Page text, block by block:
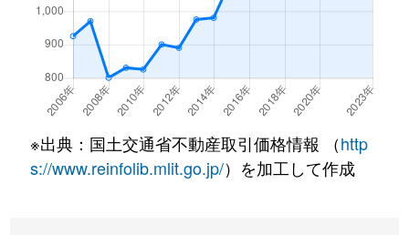
※出典：国土交通省不動産取引価格情報 （http
s://www.reinfolib.mlit.go.jp/）を加工して作成